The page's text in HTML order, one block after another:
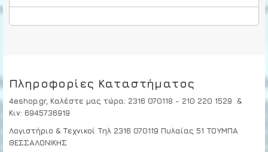
Πληροφορίες Καταστήματος
4eshop.gr, Καλέστε μας τώρα: 2316 070118 - 210 220 1529
&
Κιν: 6945736919
Λογιστήριο & Τεχνικοί Τηλ 2316 070119 Πυλαίας 51 ΤΟΥΜΠΑ
ΘΕΣΣΑΛΟΝΙΚΗΣ